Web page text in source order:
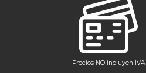
Precios NO incluyen IVA